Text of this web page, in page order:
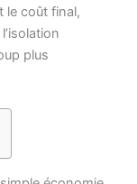
le coût final,
plus